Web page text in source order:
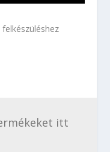
itt